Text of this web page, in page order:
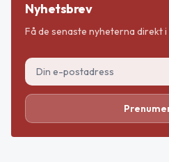
Nyhetsbrev
Få de senaste nyheterna direkt i